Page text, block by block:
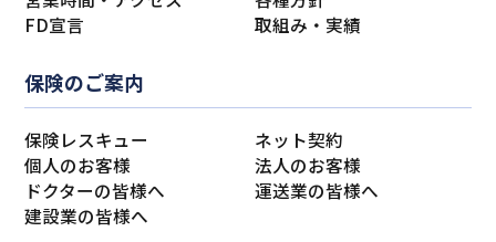
FD宣言
取組み・実績
保険のご案内
保険レスキュー
ネット契約
個人のお客様
法人のお客様
ドクターの皆様へ
運送業の皆様へ
建設業の皆様へ